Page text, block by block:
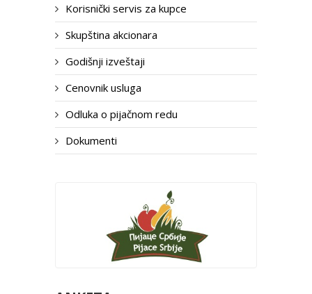
Korisnički servis za kupce
Skupština akcionara
Godišnji izveštaji
Cenovnik usluga
Odluka o pijačnom redu
Dokumenti